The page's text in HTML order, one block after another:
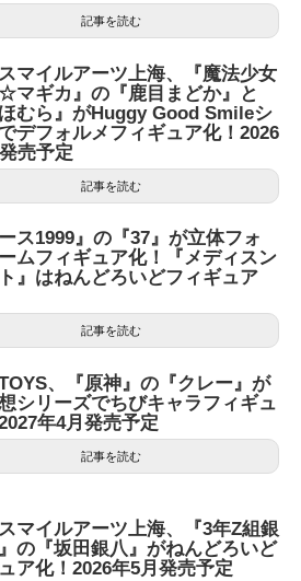
記事を読む
マイルアーツ上海、『魔法少女
マギカ』の『鹿目まどか』と
ほむら』がHuggy Good Smileシ
デフォルメフィギュア化！2026
売予定
記事を読む
ース1999』の『37』が立体フォ
ームフィギュア化！『メディスン
』はねんどろいどフィギュア
記事を読む
、『原神』の『クレー』が
シリーズでちびキャラフィギュ
年4月発売予定
記事を読む
マイルアーツ上海、『3年Z組銀
の『坂田銀八』がねんどろいど
ア化！2026年5月発売予定